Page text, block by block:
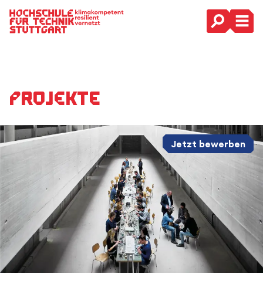
Hauptnavigation
Projekte
Jetzt bewerben